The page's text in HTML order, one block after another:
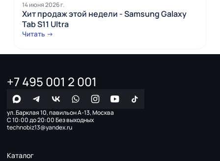
14 июня 2026 г.
Хит продаж этой недели - Samsung Galaxy
Tab S11 Ultra
Читать →
+7 495 001 2 001
ул. Барклая 10, павильон А-13, Москва
С 10:00 до 20:00 Без выходных
technobiz13@yandex.ru
Каталог